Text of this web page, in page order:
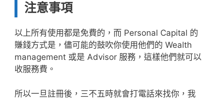
注意事項
以上所有使用都是免費的，而 Personal Capital 的
賺錢方式是，儘可能的鼓吹你使用他們的 Wealth
management 或是 Advisor 服務，這樣他們就可以
收服務費。
所以一旦註冊後，三不五時就會打電話來找你，我